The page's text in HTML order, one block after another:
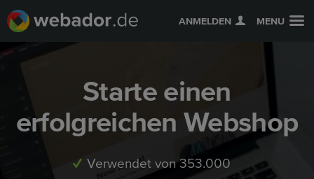
ANMELDEN MENU
Starte einen
erfolgreichen Webshop
Verwendet von 353.000